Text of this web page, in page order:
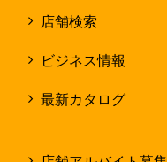
店舗検索
ビジネス情報
最新カタログ